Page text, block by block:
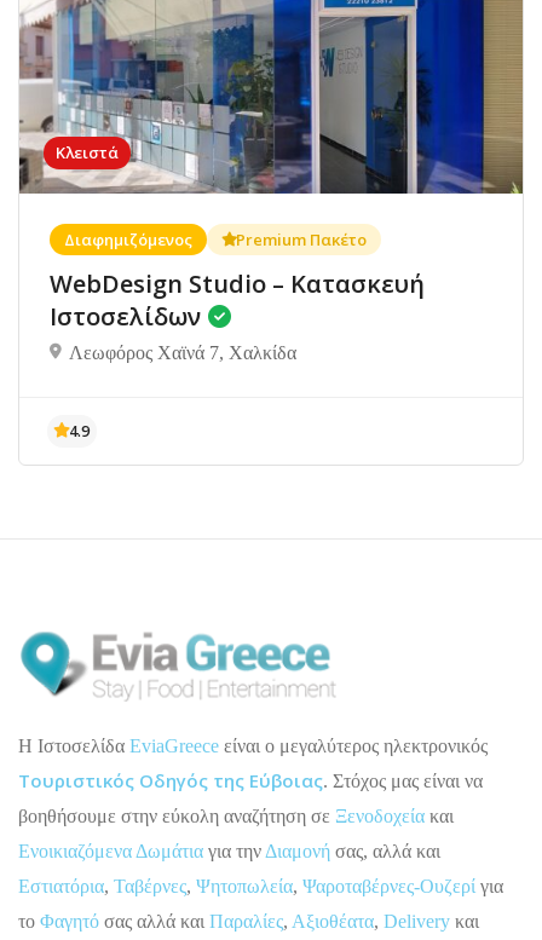
Κλειστά
Διαφημιζόμενος Premium Πακέτο
WebDesign Studio – Κατασκευή
Ιστοσελίδων
Λεωφόρος Χαϊνά 7, Χαλκίδα
H Ιστοσελίδα EviaGreece είναι ο μεγαλύτερος ηλεκτρονικός
Τουριστικός Οδηγός της Εύβοιας. Στόχος μας είναι να
βοηθήσουμε στην εύκολη αναζήτηση σε Ξενοδοχεία και
Ενοικιαζόμενα Δωμάτια για την Διαμονή σας, αλλά και
Εστιατόρια, Ταβέρνες, Ψητοπωλεία, Ψαροταβέρνες-Ουζερί για
το Φαγητό σας αλλά και Παραλίες, Αξιοθέατα, Delivery και